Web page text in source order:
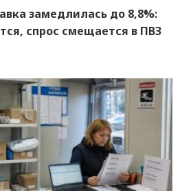
замедлилась до 8,8%:
спрос смещается в ПВЗ